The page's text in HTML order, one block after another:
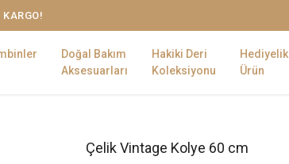
Doğal Bakım
Aksesuarları
Hakiki Deri
Koleksiyonu
Hediyelik
Ürün
Çelik Vintage Kolye 60 cm